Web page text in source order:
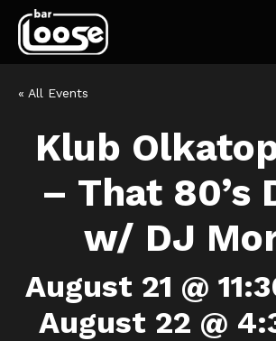
« All Events
Klub
– That 80’s
w/ DJ
August 21 @
August 22 @